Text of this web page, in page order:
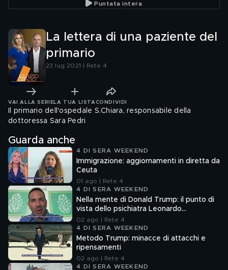
Puntata intera
La lettera di una paziente del
primario
23 lug 2021 | Rete 4
VAI ALLA SERIE LA TUA LISTA CONDIVIDI
Il primario dell'ospedale S.Chiara, responsabile della
dottoressa Sara Pedri
Guarda anche
4 DI SERA WEEKEND
Immigrazione: aggiornamenti in diretta da
Ceuta
01 ago | Rete 4
4 DI SERA WEEKEND
Nella mente di Donald Trump: il punto di
vista dello psichiatra Leonardo
Mendolicchio
02 ago | Rete 4
4 DI SERA WEEKEND
Metodo Trump: minacce di attacchi e
ripensamenti
02 ago | Rete 4
4 DI SERA WEEKEND